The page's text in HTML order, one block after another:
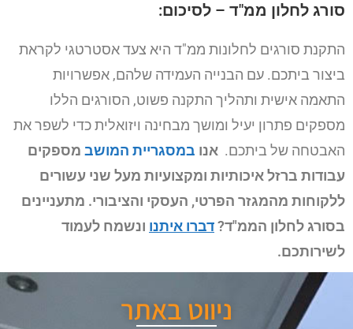
סורג לחלון ממ"ד – לסיכום:
התקנת סורגים לחלונות ממ"ד היא צעד אסטרטגי לקראת
ביצור ביתכם. עם הבנייה העמידה שלהם, אפשרויות
התאמה אישית ותהליך התקנה פשוט, הסורגים הללו
מספקים פתרון יעיל ומושך מבחינה ויזואלית כדי לשפר את
האבטחה של ביתכם. אנו במסגריית המושב מספקים
עבודות ברזל איכותיות ומקצועיות מעל שני עשורים
ללקוחות מהמגזר הפרטי, העסקי והציבורי. מתעניינים
בסורג לחלון הממ"ד?דברו איתנו ונשמח לעמוד
לשירותכם.
ניווט באתר